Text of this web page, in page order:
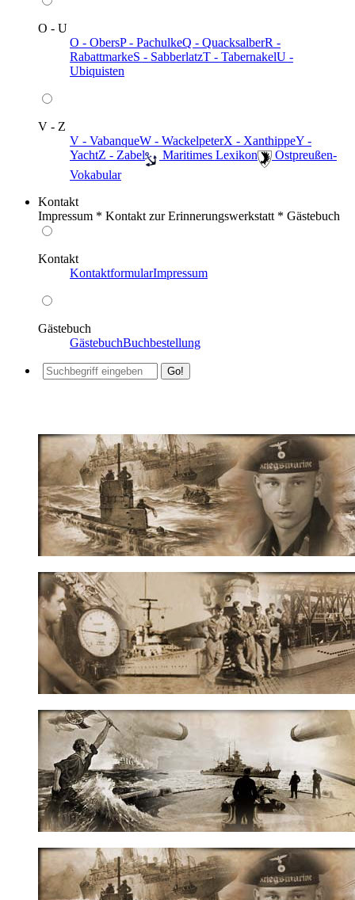
O - U
O - ObersP - PachulkeQ - QuacksalberR -
RabattmarkeS - SabberlatzT - TabernakelU -
Ubiquisten
V - Z
V - VabanqueW - WackelpeterX - XanthippeY -
YachtZ - Zabel ️ Maritimes Lexikon
️ Ostpreußen-
Vokabular
Kontakt
Impressum * Kontakt zur Erinnerungswerkstatt * Gästebuch
Kontakt
KontaktformularImpressum
Gästebuch
GästebuchBuchbestellung